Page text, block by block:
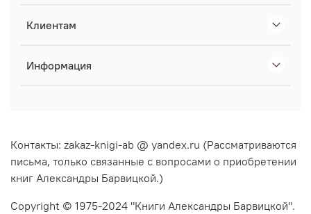
Клиентам
Информация
Контакты: zakaz-knigi-ab @ yandex.ru (Рассматриваются
письма, только связанные с вопросами о приобретении
книг Александры Барвицкой.)
Copyright © 1975-2024 "Книги Александры Барвицкой".